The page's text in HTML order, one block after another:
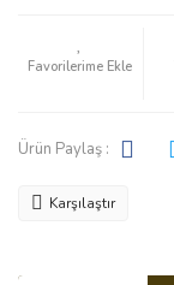
Ürün Paylaş :
Karşılaştır